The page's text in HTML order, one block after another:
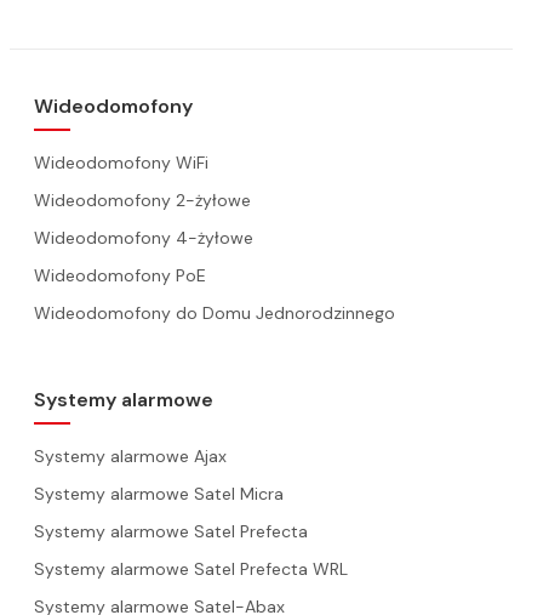
Wideodomofony
Wideodomofony WiFi
Wideodomofony 2-żyłowe
Wideodomofony 4-żyłowe
Wideodomofony PoE
Wideodomofony do Domu Jednorodzinnego
Systemy alarmowe
Systemy alarmowe Ajax
Systemy alarmowe Satel Micra
Systemy alarmowe Satel Prefecta
Systemy alarmowe Satel Prefecta WRL
Systemy alarmowe Satel-Abax